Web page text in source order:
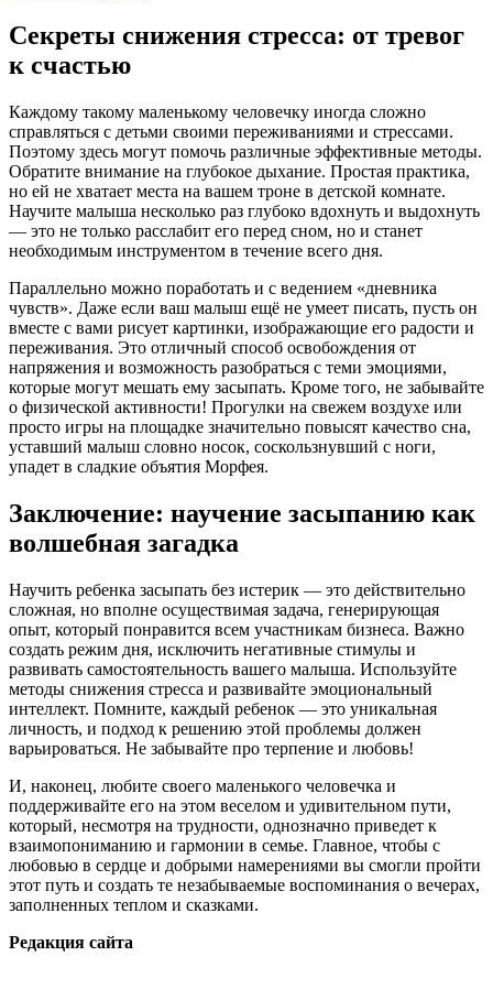
Секреты снижения стресса: от тревог
к счастью
Каждому такому маленькому человечку иногда сложно
справляться с детьми своими переживаниями и стрессами.
Поэтому здесь могут помочь различные эффективные методы.
Обратите внимание на глубокое дыхание. Простая практика,
но ей не хватает места на вашем троне в детской комнате.
Научите малыша несколько раз глубоко вдохнуть и выдохнуть
— это не только расслабит его перед сном, но и станет
необходимым инструментом в течение всего дня.
Параллельно можно поработать и с ведением «дневника
чувств». Даже если ваш малыш ещё не умеет писать, пусть он
вместе с вами рисует картинки, изображающие его радости и
переживания. Это отличный способ освобождения от
напряжения и возможность разобраться с теми эмоциями,
которые могут мешать ему засыпать. Кроме того, не забывайте
о физической активности! Прогулки на свежем воздухе или
просто игры на площадке значительно повысят качество сна,
уставший малыш словно носок, соскользнувший с ноги,
упадет в сладкие объятия Морфея.
Заключение: научение засыпанию как
волшебная загадка
Научить ребенка засыпать без истерик — это действительно
сложная, но вполне осуществимая задача, генерирующая
опыт, который понравится всем участникам бизнеса. Важно
создать режим дня, исключить негативные стимулы и
развивать самостоятельность вашего малыша. Используйте
методы снижения стресса и развивайте эмоциональный
интеллект. Помните, каждый ребенок — это уникальная
личность, и подход к решению этой проблемы должен
варьироваться. Не забывайте про терпение и любовь!
И, наконец, любите своего маленького человечка и
поддерживайте его на этом веселом и удивительном пути,
который, несмотря на трудности, однозначно приведет к
взаимопониманию и гармонии в семье. Главное, чтобы с
любовью в сердце и добрыми намерениями вы смогли пройти
этот путь и создать те незабываемые воспоминания о вечерах,
заполненных теплом и сказками.
Редакция сайта